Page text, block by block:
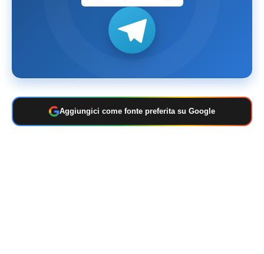
Aggiungici come fonte preferita su Google